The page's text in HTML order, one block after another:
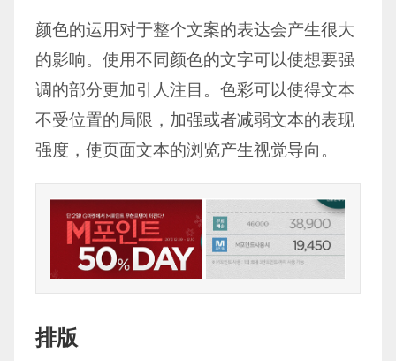
颜色的运用对于整个文案的表达会产生很大
的影响。使用不同颜色的文字可以使想要强
调的部分更加引人注目。色彩可以使得文本
不受位置的局限，加强或者减弱文本的表现
强度，使页面文本的浏览产生视觉导向。
排版